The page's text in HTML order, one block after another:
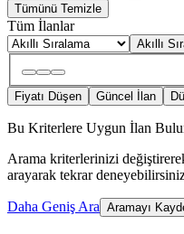
Tümünü Temizle
Tüm İlanlar
Akıllı
Fiyatı Düşen Güncel İlan
Bu Kriterlere Uygun İlan
Arama kriterlerinizi
arayarak tekrar
Daha Geniş Ara Aramayı